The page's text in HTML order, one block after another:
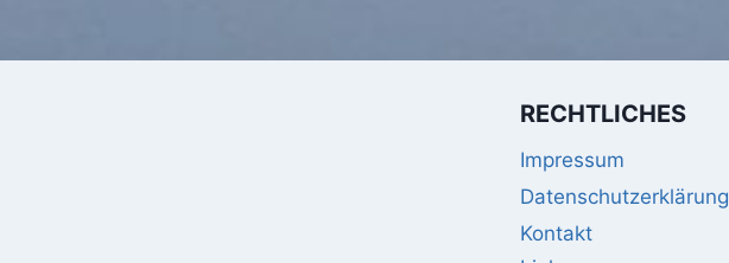
RECHTLICHES
Impressum
Datenschutzerklärung
Kontakt